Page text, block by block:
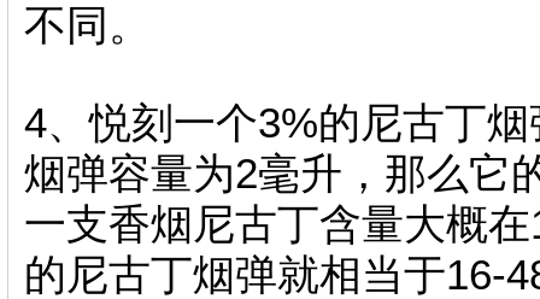
不同。
4、悦刻一个3%的尼古丁
烟弹容量为2毫升，那么它
一支香烟尼古丁含量大概
的尼古丁烟弹就相当于16-